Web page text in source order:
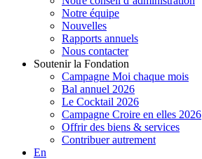
Notre équipe
Nouvelles
Rapports annuels
Nous contacter
Soutenir la Fondation
Campagne Moi chaque mois
Bal annuel 2026
Le Cocktail 2026
Campagne Croire en elles 2026
Offrir des biens & services
Contribuer autrement
En